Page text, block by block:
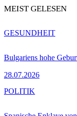
MEIST GELESEN
Bulgariens hohe
28.07.2026
GESUNDHEIT
POLITIK